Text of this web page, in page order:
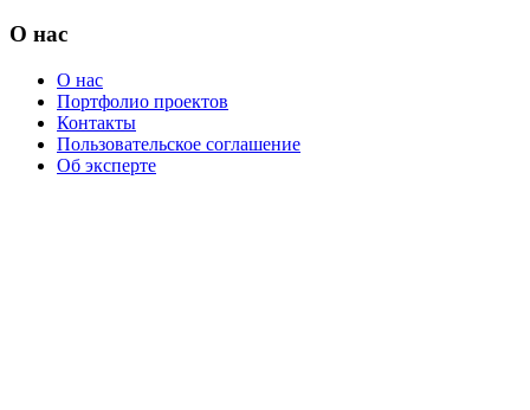
О нас
О нас
Портфолио проектов
Контакты
Пользовательское соглашение
Об эксперте